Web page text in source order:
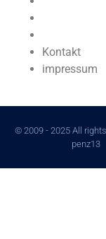
Kontakt
impressum
© 2009 - 2025 All
penz13